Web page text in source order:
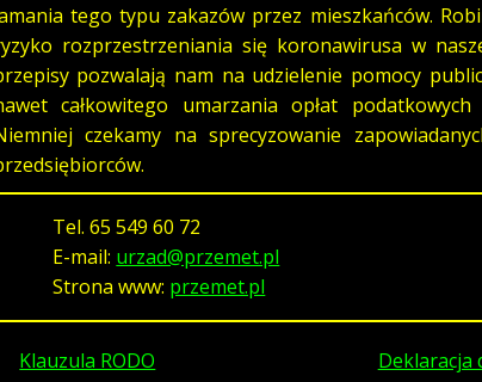
tego typu zakazów przez mieszkańców.
rozprzestrzeniania się koronawirusa w
pozwalają nam na udzielenie pomocy
całkowitego umarzania opłat
czekamy na sprecyzowanie
Tel.65 549 60 72
E-mail: urzad@przemet.pl
Strona www: przemet.pl
Klauzula RODO Deklaracja